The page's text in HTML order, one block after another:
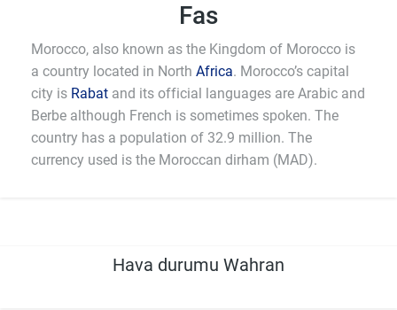
Fas
Morocco, also known as the Kingdom of Morocco is
a country located in North Africa. Morocco’s capital
city is Rabat and its official languages are Arabic and
Berbe although French is sometimes spoken. The
country has a population of 32.9 million. The
currency used is the Moroccan dirham (MAD).
Hava durumu Wahran